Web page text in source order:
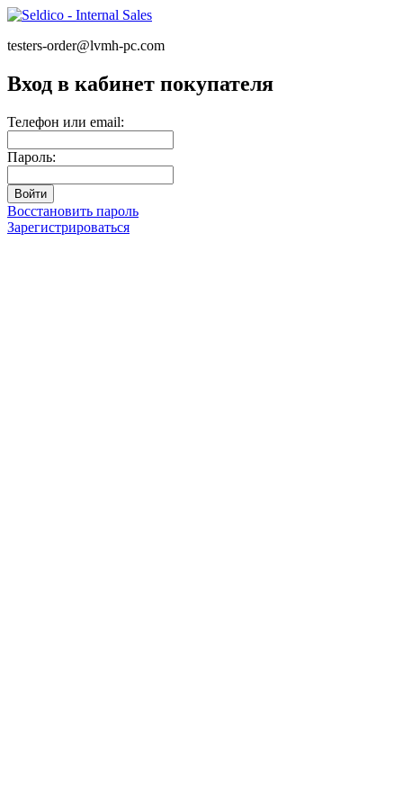
testers-order@lvmh-pc.com
Вход в кабинет покупателя
Телефон или email:
Пароль:
Восстановить пароль
Зарегистрироваться